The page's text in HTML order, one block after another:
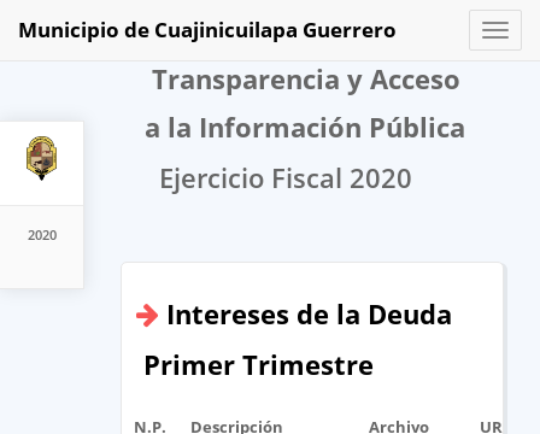
2020
Toggle
Municipio de Cuajinicuilapa Guerrero
Transparencia y Acceso
a la Información Pública
Ejercicio Fiscal 2020
Intereses de la Deuda
Primer Trimestre
N.P. Descripción Archivo URL